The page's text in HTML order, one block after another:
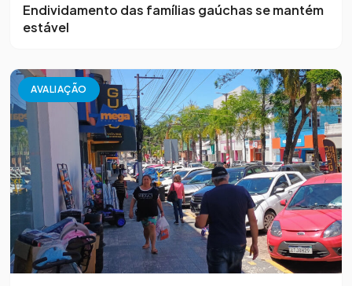
Endividamento das famílias gaúchas se mantém
estável
AVALIAÇÃO